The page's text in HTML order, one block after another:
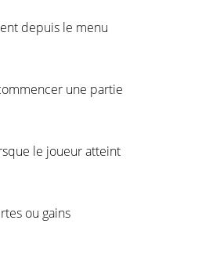
depuis le menu
une partie
le joueur atteint
ou gains